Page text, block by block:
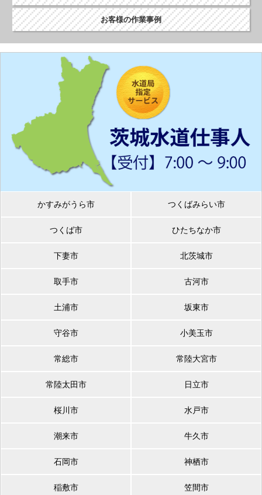
お客様の作業事例
かすみがうら市 つくばみらい市
つくば市 ひたちなか市
下妻市 北茨城市
取手市 古河市
土浦市 坂東市
守谷市 小美玉市
常総市 常陸大宮市
常陸太田市 日立市
桜川市 水戸市
潮来市 牛久市
石岡市 神栖市
稲敷市 笠間市